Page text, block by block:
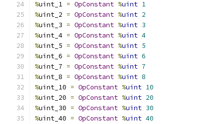
%uint_1 = OpConstant %uint 1
%uint_2 = OpConstant %uint 2
%uint_3 = OpConstant %uint 3
%uint_4 = OpConstant %uint 4
%uint_5 = OpConstant %uint 5
%uint_6 = OpConstant %uint 6
%uint_7 = OpConstant %uint 7
%uint_8 = OpConstant %uint 8
%uint_10 = OpConstant %uint 10
%uint_20 = OpConstant %uint 20
%uint_30 = OpConstant %uint 30
%uint_40 = OpConstant %uint 40